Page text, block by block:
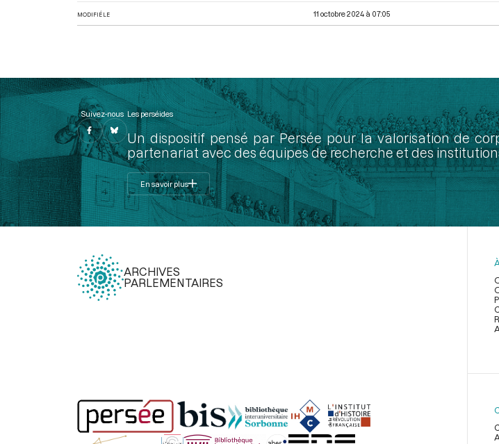
MODIFIÉ LE 11 octobre 2024 à 07:05
Suivez-nous Les perséides
Un dispositif pensé par Persée pour la valorisation de
partenariat avec des équipes de recherche et des
En savoir plus
ARCHIVES
PARLEMENTAIRES
page